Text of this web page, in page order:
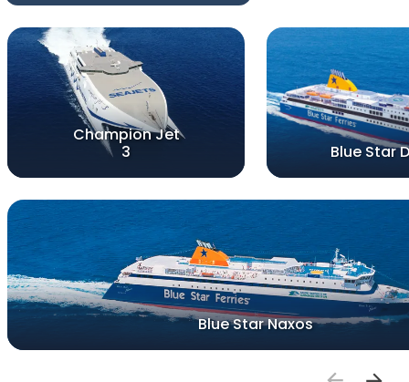
Champion Jet
3
Blue Star
Blue Star Naxos